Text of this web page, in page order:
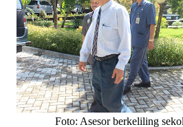
Foto: Asesor berkeliling